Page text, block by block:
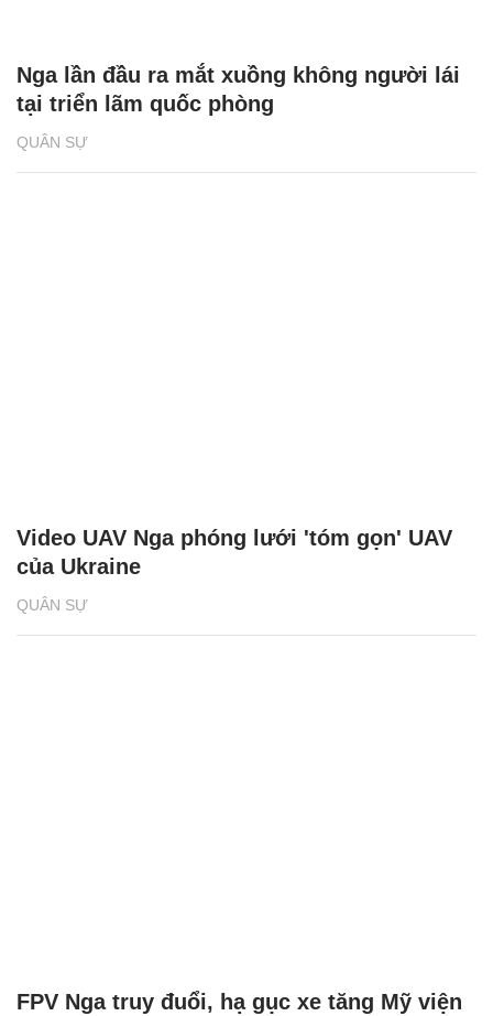
QUÂN SỰ
Nga lần đầu ra mắt xuồng không người lái
tại triển lãm quốc phòng
QUÂN SỰ
Video UAV Nga phóng lưới 'tóm gọn' UAV
của Ukraine
FPV Nga truy đuổi, hạ gục xe tăng Mỹ viện